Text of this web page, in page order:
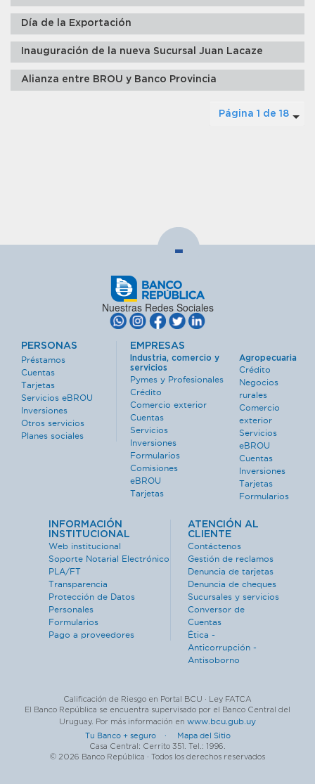
Día de la Exportación
Inauguración de la nueva Sucursal Juan Lacaze
Alianza entre BROU y Banco Provincia
Página 1 de 18
-
Nuestras Redes Sociales
PERSONAS
Préstamos
Cuentas
Tarjetas
Servicios eBROU
Inversiones
Otros servicios
Planes sociales
EMPRESAS
Industria, comercio y
servicios
Pymes y Profesionales
Crédito
Comercio exterior
Cuentas
Servicios
Inversiones
Formularios
Comisiones
eBROU
Tarjetas
Agropecuaria
Crédito
Negocios
rurales
Comercio
exterior
Servicios
eBROU
Cuentas
Inversiones
Tarjetas
Formularios
INFORMACIÓN
INSTITUCIONAL
Web institucional
Soporte Notarial Electrónico
PLA/FT
Transparencia
Protección de Datos
Personales
Formularios
Pago a proveedores
ATENCIÓN AL
CLIENTE
Contáctenos
Gestión de reclamos
Denuncia de tarjetas
Denuncia de cheques
Sucursales y servicios
Conversor de
Cuentas
Ética -
Anticorrupción -
Antisoborno
Calificación de Riesgo en Portal BCU · Ley FATCA
El Banco República se encuentra supervisado por el Banco Central del
Uruguay. Por más información en www.bcu.gub.uy
Tu Banco + seguro · Mapa del Sitio
Casa Central: Cerrito 351. Tel.: 1996.
© 2026 Banco República · Todos los derechos reservados